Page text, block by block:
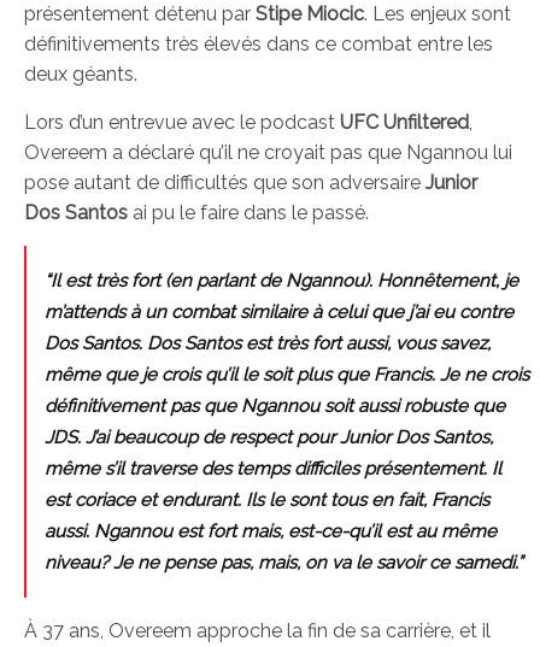
présentement détenu par Stipe Miocic. Les enjeux sont
définitivements très élevés dans ce combat entre les
deux géants.
Lors d’un entrevue avec le podcast UFC Unfiltered
Overeem a déclaré qu’il ne croyait pas que Ngannou lui
pose autant de difficultés que son adversaire Junior
Dos Santos ai pu le faire dans le passé.
“Il est très fort (en parlant de Ngannou). Honnêtement, je
m’attends à un combat similaire à celui que j’ai eu contre
Dos Santos. Dos Santos est très fort aussi, vous savez,
même que je crois qu’il le soit plus que Francis. Je ne crois
définitivement pas que Ngannou soit aussi robuste que
JDS. J’ai beaucoup de respect pour Junior Dos Santos,
même s’il traverse des temps difficiles présentement. Il
est coriace et endurant. Ils le sont tous en fait, Francis
aussi. Ngannou est fort mais, est-ce-qu’il est au même
niveau? Je ne pense pas, mais, on va le savoir ce samedi.”
À 37 ans, Overeem approche la fin de sa carrière, et il